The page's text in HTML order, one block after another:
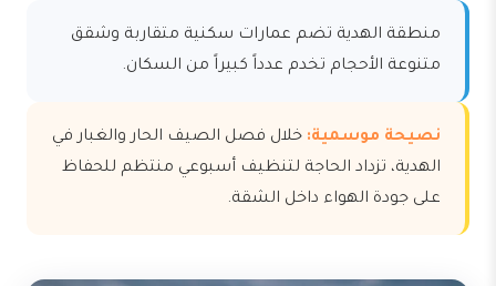
منطقة الهدية تضم عمارات سكنية متقاربة وشقق
متنوعة الأحجام تخدم عدداً كبيراً من السكان.
نصيحة موسمية: خلال فصل الصيف الحار والغبار في
الهدية، تزداد الحاجة لتنظيف أسبوعي منتظم للحفاظ
على جودة الهواء داخل الشقة.